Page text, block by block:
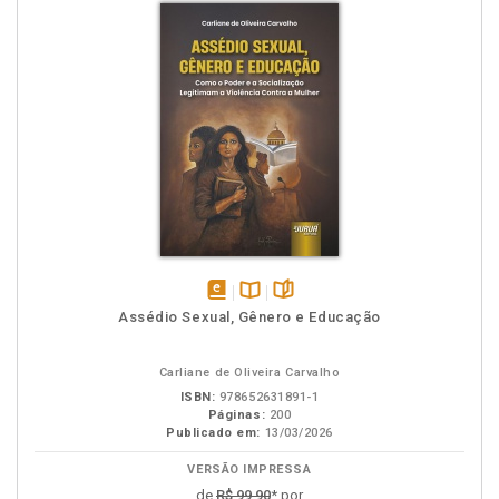
disponível
Disponível
páginas
Assédio Sexual, Gênero e Educação
Carliane de Oliveira Carvalho
ISBN: 978652631891-1
Páginas: 200
Publicado em: 13/03/2026
VERSÃO IMPRESSA
de R$ 99,90* por